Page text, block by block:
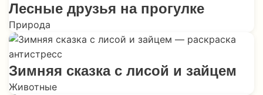
Лесные друзья на прогулке
Природа
Зимняя сказка с лисой и зайцем
Животные